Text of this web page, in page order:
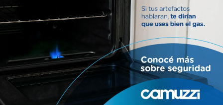
La Legislatura busca revertir el
desfinanciamiento de los
Bomberos Voluntarios